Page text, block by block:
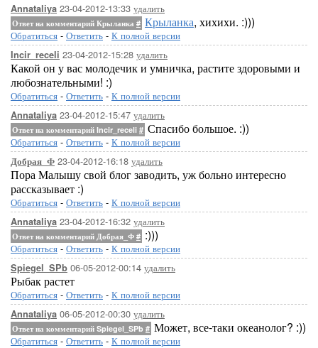
Annataliya 23-04-2012-13:33 удалить
Ответ на комментарий Крыланка # Крыланка, хихихи. :)))
Обратиться - Ответить - К полной версии
Incir_receli 23-04-2012-15:28 удалить
Какой он у вас молодечик и умничка, растите здоровыми и
любознательными! :)
Обратиться - Ответить - К полной версии
Annataliya 23-04-2012-15:47 удалить
Ответ на комментарий Incir_receli # Спасибо большое. :))
Обратиться - Ответить - К полной версии
Добрая_Ф 23-04-2012-16:18 удалить
Пора Малышу свой блог заводить, уж больно интересно
рассказывает :)
Обратиться - Ответить - К полной версии
Annataliya 23-04-2012-16:32 удалить
Ответ на комментарий Добрая_Ф # :)))
Обратиться - Ответить - К полной версии
Spiegel_SPb 06-05-2012-00:14 удалить
Рыбак растет
Обратиться - Ответить - К полной версии
Annataliya 06-05-2012-00:30 удалить
Ответ на комментарий Spiegel_SPb # Может, все-таки океанолог? :))
Обратиться - Ответить - К полной версии